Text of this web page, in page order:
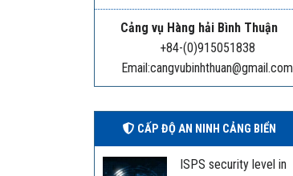
Cảng vụ Hàng hải Bình Thuận
+84-(0)915051838
Email:cangvubinhthuan@gmail.com
CẤP ĐỘ AN NINH CẢNG BIỂN
ISPS security level in